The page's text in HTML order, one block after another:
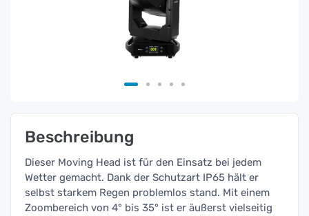
Beschreibung
Dieser Moving Head ist für den Einsatz bei jedem
Wetter gemacht. Dank der Schutzart IP65 hält er
selbst starkem Regen problemlos stand. Mit einem
Zoombereich von 4° bis 35° ist er äußerst vielseitig